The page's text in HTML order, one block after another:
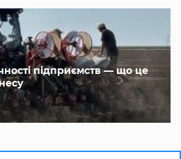
підприємств — що це